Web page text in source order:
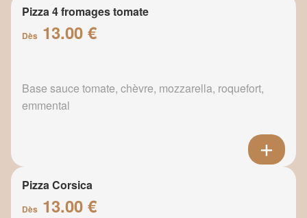
Pizza 4 fromages tomate
Dès 13.00 €
Base sauce tomate, chèvre, mozzarella, roquefort,
emmental
Pizza Corsica
Dès 13.00 €